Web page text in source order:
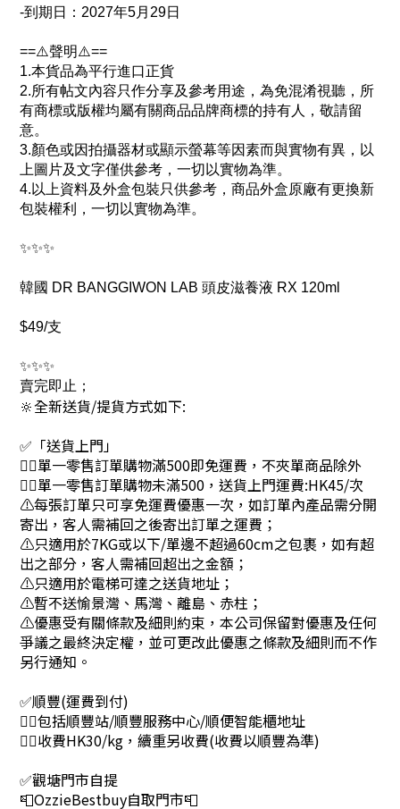
-到期日：2027年5月29日
==⚠️聲明⚠️==
1.本貨品為平行進口正貨
2.所有帖文內容只作分享及參考用途，為免混淆視聽，所
有商標或版權均屬有關商品品牌商標的持有人，敬請留
意。
3.顏色或因拍攝器材或顯示螢幕等因素而與實物有異，以
上圖片及文字僅供參考，一切以實物為準。
4.以上資料及外盒包裝只供參考，商品外盒原廠有更換新
包裝權利，一切以實物為準。
✨✨✨
韓國 DR BANGGIWON LAB 頭皮滋養液 RX 120ml
$49/支
✨✨✨
賣完即止；
🔆全新送貨/提貨方式如下:
✅「送貨上門」
👉🏻單一零售訂單購物滿500即免運費，不夾單商品除外
👉🏻單一零售訂單購物未滿500，送貨上門運費:HK45/次
⚠每張訂單只可享免運費優惠一次，如訂單內產品需分開
寄出，客人需補回之後寄出訂單之運費；
⚠只適用於7KG或以下/單邊不超過60cm之包裹，如有超
出之部分，客人需補回超出之金額；
⚠只適用於電梯可達之送貨地址；
⚠暫不送愉景灣、馬灣、離島、赤柱；
⚠優惠受有關條款及細則約束，本公司保留對優惠及任何
爭議之最終決定權，並可更改此優惠之條款及細則而不作
另行通知。
✅順豐(運費到付)
👉🏻包括順豐站/順豐服務中心/順便智能櫃地址
👉🏻收費HK30/kg，續重另收費(收費以順豐為準)
✅觀塘門市自提
📮OzzieBestbuy自取門市📮